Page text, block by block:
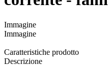
Immagine
Immagine
Caratteristiche prodotto
Descrizione